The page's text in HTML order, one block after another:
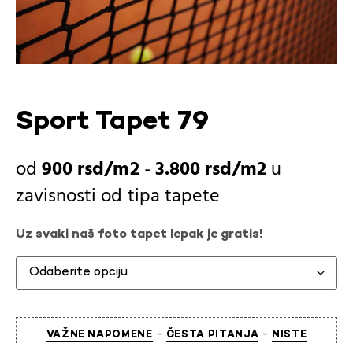
Sport Tapet 79
900rsd -3.800rsd
u
zavisnosti od tipa tapete
Uz svaki naš foto tapet lepak je gratis!
VAŽNE NAPOMENE - ČESTA PITANJA - NISTE